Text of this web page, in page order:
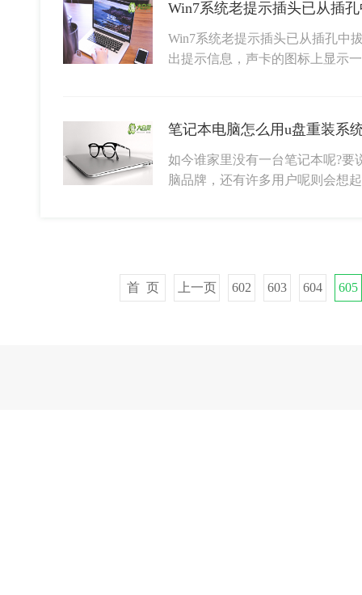
Win7系统老提示插头已从插孔中
出提示信息，声卡的图标上显示
如今谁家里没有一台笔记本呢?
脑品牌，还有许多用户呢则会想
首 页 上一页 602 603 604 605